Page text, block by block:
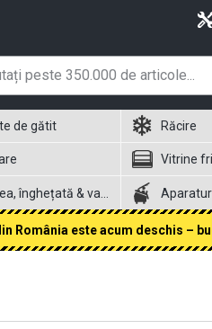
de gătit Răcire
Vitrine
România este acum deschis –